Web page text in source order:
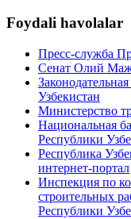
Foydali havolalar
Пресс-служба
Сенат Олий
Узбекистан
Министерство
Национальная
Республики
Республика
интернет-портал
Инспекция по
строительных
Республики